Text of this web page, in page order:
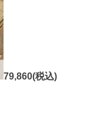
79,860(税込)